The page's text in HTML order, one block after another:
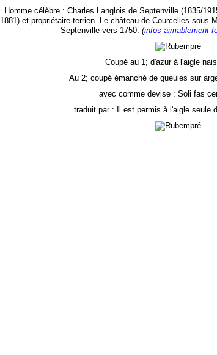
Homme célèbre : Charles Langlois de Septenville (1835/
1881) et propriétaire terrien. Le château de Courcelles sous
Septenville vers 1750. (infos aimablement
Coupé au 1; d'azur à l'aigle
Au 2; coupé émanché de gueules sur
avec comme devise : Soli fas
traduit par : Il est permis à l'aigle seule